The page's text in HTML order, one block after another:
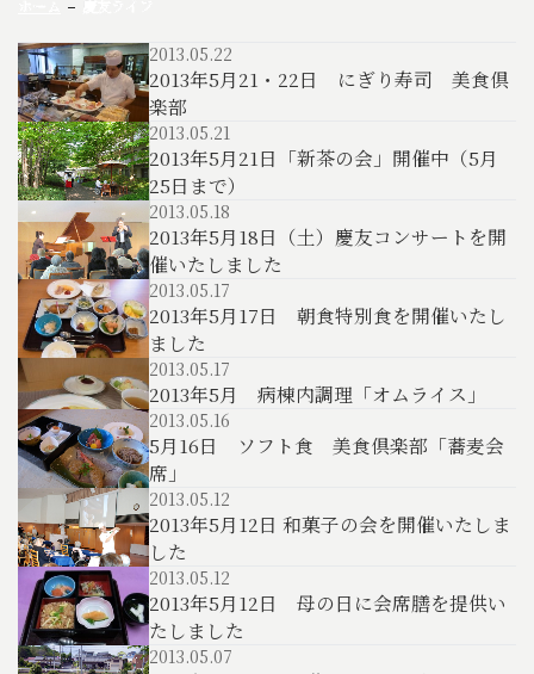
2013.05.22
2013年5月21・22日 にぎり寿司 美食倶
楽部
2013.05.21
2013年5月21日「新茶の会」開催中（5月
25日まで）
2013.05.18
2013年5月18日（土）慶友コンサートを開
催いたしました
2013.05.17
2013年5月17日 朝食特別食を開催いたし
ました
2013.05.17
2013年5月 病棟内調理「オムライス」
2013.05.16
5月16日 ソフト食 美食倶楽部「蕎麦会
席」
2013.05.12
2013年5月12日 和菓子の会を開催いたしま
した
2013.05.12
2013年5月12日 母の日に会席膳を提供い
たしました
2013.05.07